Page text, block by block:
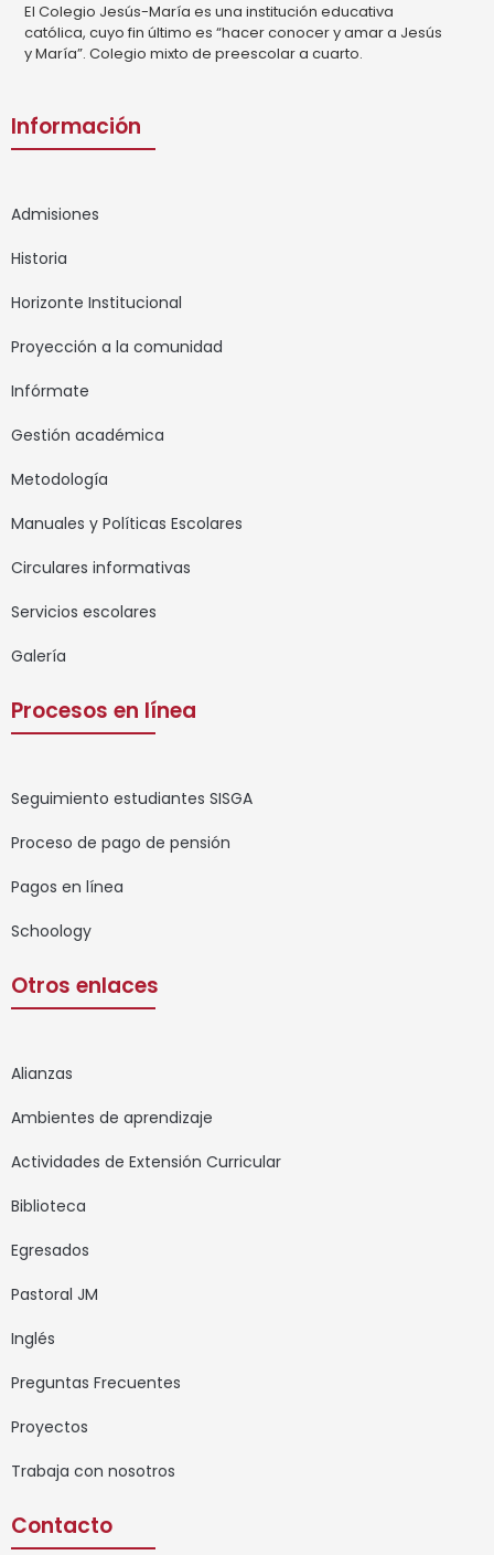
El Colegio Jesús-María es una institución educativa
católica, cuyo fin último es “hacer conocer y amar a Jesús
y María”. Colegio mixto de preescolar a cuarto.
Información
Admisiones
Historia
Horizonte Institucional
Proyección a la comunidad
Infórmate
Gestión académica
Metodología
Manuales y Políticas Escolares
Circulares informativas
Servicios escolares
Galería
Procesos en línea
Seguimiento estudiantes SISGA
Proceso de pago de pensión
Pagos en línea
Schoology
Otros enlaces
Alianzas
Ambientes de aprendizaje
Actividades de Extensión Curricular
Biblioteca
Egresados
Pastoral JM
Inglés
Preguntas Frecuentes
Proyectos
Trabaja con nosotros
Contacto